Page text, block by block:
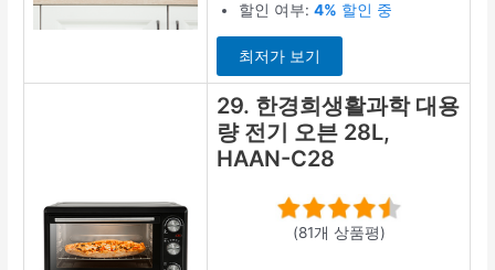
할인 여부:4% 할인 중
최저가 보기
29. 한경희생활과학 대용
량 전기 오븐 28L,
HAAN-C28
(81개 상품평)